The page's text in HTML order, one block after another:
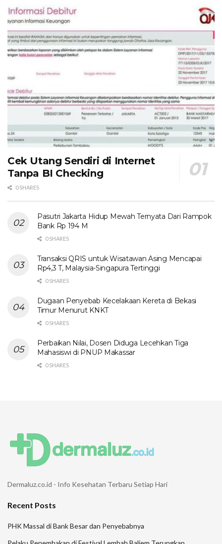
Cek Utang Sendiri di Internet
Tanpa BI Checking
0 SHARES
Pasutri Jakarta Hidup Mewah Ternyata Dari Rampok
Bank Rp 194 M
0 SHARES
Transaksi QRIS untuk Wisatawan Asing Mencapai
Rp4,3 T, Malaysia-Singapura Tertinggi
0 SHARES
Dugaan Penyebab Kecelakaan Kereta di Bekasi
Timur Menurut KNKT
0 SHARES
Perbaikan Nilai, Dosen Diduga Lecehkan Tiga
Mahasiswi di PNUP Makassar
0 SHARES
Dermaluz.co.id - Info Kesehatan Terbaru Setiap Hari
Recent Posts
PHK Massal di Bank Besar dan Penyebabnya